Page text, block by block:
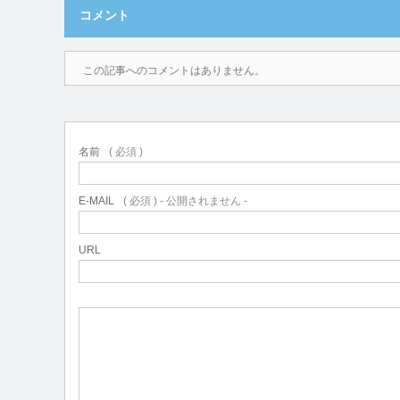
コメント
この記事へのコメントはありません。
名前 ( 必須 )
E-MAIL ( 必須 ) - 公開されません -
URL